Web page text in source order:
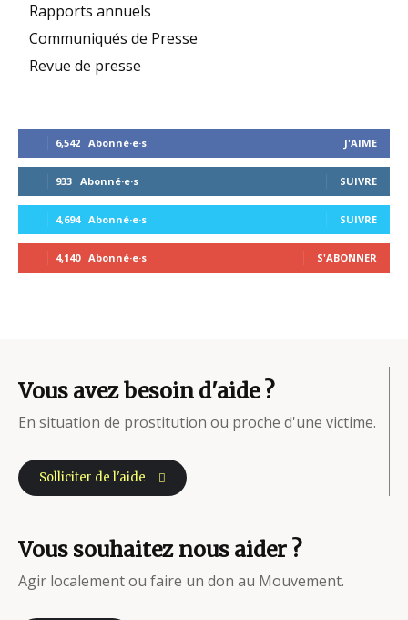
Rapports annuels
Communiqués de Presse
Revue de presse
6,542 Abonné·e·s J'AIME
933 Abonné·e·s SUIVRE
4,694 Abonné·e·s SUIVRE
4,140 Abonné·e·s S'ABONNER
Vous avez besoin d'aide ?
En situation de prostitution ou proche d'une victime.
Solliciter de l'aide
Vous souhaitez nous aider ?
Agir localement ou faire un don au Mouvement.